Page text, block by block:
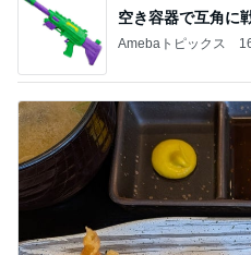
ついにポチした人
Amebaトピックス 2
毎年楽しみにして
Amebaトピックス 1